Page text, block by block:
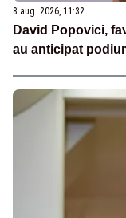
8 aug. 2026, 11:32
David Popovici,
au anticipat